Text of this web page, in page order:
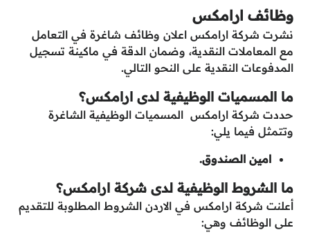
وظائف ارامكس
نشرت شركة ارامكس اعلان وظائف شاغرة في التعامل
مع المعاملات النقدية، وضمان الدقة في ماكينة تسجيل
المدفوعات النقدية على النحو التالي.
ما المسميات الوظيفية لدى ارامكس؟
حددت شركة ارامكس المسميات الوظيفية الشاغرة
وتتمثل فيما يلي:
امين الصندوق.
ما الشروط الوظيفية لدى شركة ارامكس؟
أعلنت شركة ارامكس في الاردن الشروط المطلوبة للتقديم
على الوظائف وهي: